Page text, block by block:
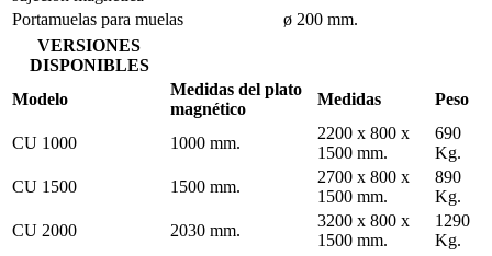
Portamuelas para muelas
ø 200 mm.
VERSIONES
DISPONIBLES
Modelo
Medidas del plato
magnético
Medidas Peso
CU 1000 1000 mm.
2200 x 800 x
1500 mm.
690
Kg.
CU 1500
1500 mm.
2700 x 800 x
1500 mm.
890
Kg.
CU 2000
2030 mm.
3200 x 800 x
1500 mm.
1290
Kg.